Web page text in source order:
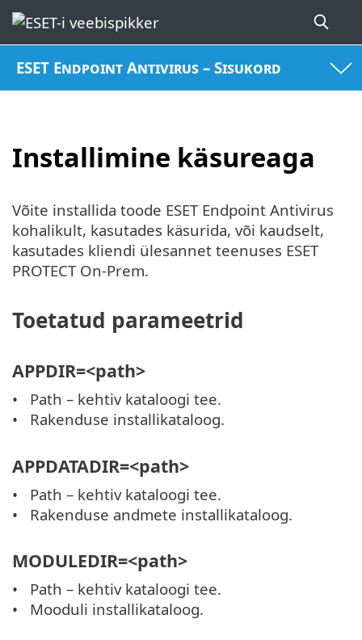
ESET Endpoint Antivirus – Sisukord
Installimine käsureaga
Võite installida toode ESET Endpoint Antivirus
kohalikult, kasutades käsurida, või kaudselt,
kasutades kliendi ülesannet teenuses ESET
PROTECT On-Prem.
Toetatud parameetrid
APPDIR=<path>
Path – kehtiv kataloogi tee.
Rakenduse installikataloog.
APPDATADIR=<path>
Path – kehtiv kataloogi tee.
Rakenduse andmete installikataloog.
MODULEDIR=<path>
Path – kehtiv kataloogi tee.
Mooduli installikataloog.